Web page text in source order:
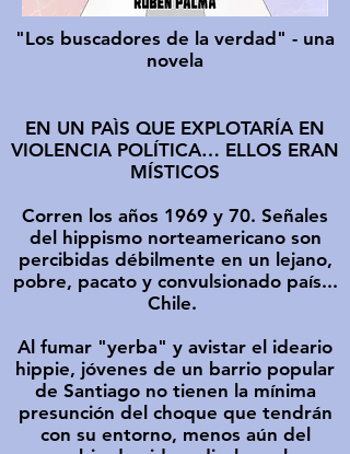
"Los buscadores de la verdad" - una
novela
EN UN PAÌS QUE EXPLOTARÍA EN
VIOLENCIA POLÍTICA… ELLOS ERAN
MÍSTICOS
Corren los años 1969 y 70. Señales
del hippismo norteamericano son
percibidas débilmente en un lejano,
pobre, pacato y convulsionado país...
Chile.
Al fumar "yerba" y avistar el ideario
hippie, jóvenes de un barrio popular
de Santiago no tienen la mínima
presunción del choque que tendrán
con su entorno, menos aún del